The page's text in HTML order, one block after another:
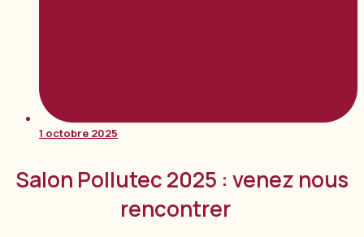
1 octobre 2025
Salon Pollutec 2025 : venez nous
rencontrer